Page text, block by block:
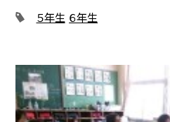
５年生 ６年生